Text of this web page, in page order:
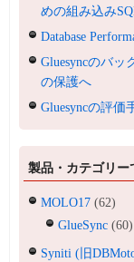
めの組み込み
Database
Gluesyncのバ
の保護へ
Gluesyncの評価
製品・カテゴリー
MOLO17 (62)
GlueSync (60)
Syniti (旧